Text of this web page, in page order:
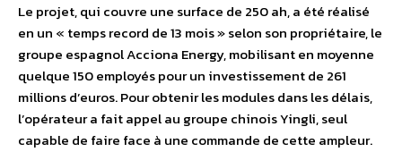
Le projet, qui couvre une surface de 250 ah, a été réalisé
en un « temps record de 13 mois » selon son propriétaire, le
groupe espagnol Acciona Energy, mobilisant en moyenne
quelque 150 employés pour un investissement de 261
millions d’euros. Pour obtenir les modules dans les délais,
l’opérateur a fait appel au groupe chinois Yingli, seul
capable de faire face à une commande de cette ampleur.